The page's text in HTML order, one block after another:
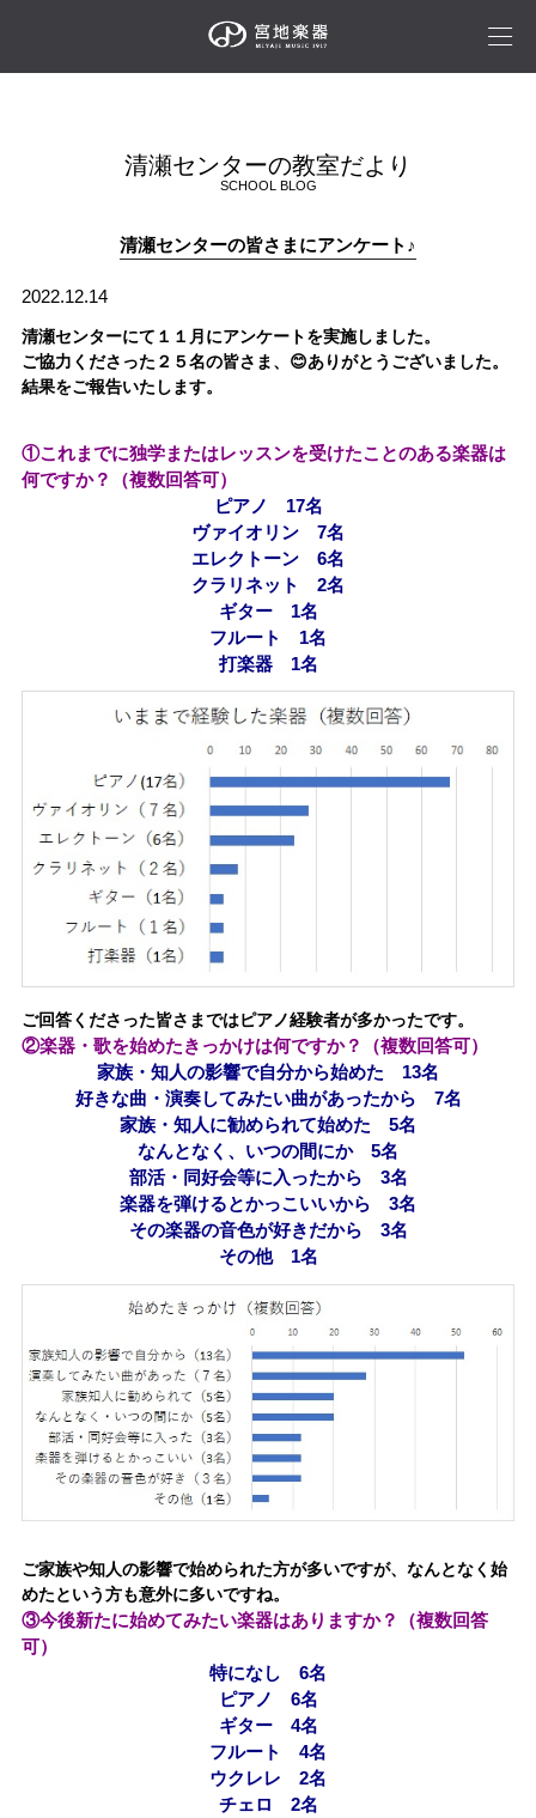
清瀬センターの教室だより
SCHOOL BLOG
清瀬センターの皆さまにアンケート♪
2022.12.14
清瀬センターにて１１月にアンケートを実施しました。
ご協力くださった２５名の皆さま、 😊ありがとうございました。
結果をご報告いたします。
①これまでに独学またはレッスンを受けたことのある楽器は
何ですか？（複数回答可）
ピアノ 17名
ヴァイオリン 7名
エレクトーン 6名
クラリネット 2名
ギター 1名
フルート 1名
打楽器 1名
ご回答くださった皆さまではピアノ経験者が多かったです。
②楽器・歌を始めたきっかけは何ですか？（複数回答可）
家族・知人の影響で自分から始めた 13名
好きな曲・演奏してみたい曲があったから 7名
家族・知人に勧められて始めた 5名
なんとなく、いつの間にか 5名
部活・同好会等に入ったから 3名
楽器を弾けるとかっこいいから 3名
その楽器の音色が好きだから 3名
その他 1名
ご家族や知人の影響で始められた方が多いですが、なんとなく始
めたという方も意外に多いですね。
③今後新たに始めてみたい楽器はありますか？（複数回答
可）
特になし 6名
ピアノ 6名
ギター 4名
フルート 4名
ウクレレ 2名
チェロ 2名